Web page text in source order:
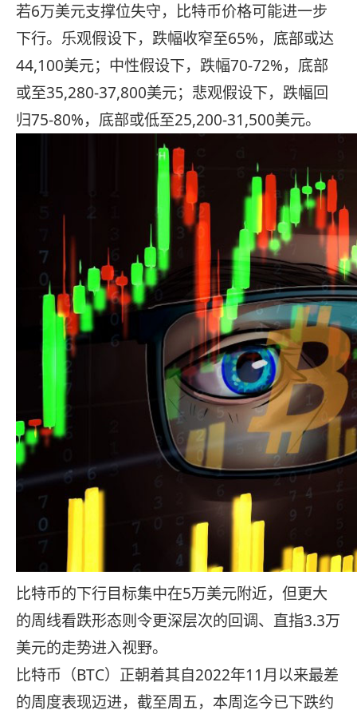
若6万美元支撑位失守，比特币价格可能进一步
下行。乐观假设下，跌幅收窄至65%，底部或达
44,100美元；中性假设下，跌幅70-72%，底部
或至35,280-37,800美元；悲观假设下，跌幅回
归75-80%，底部或低至25,200-31,500美元。
比特币的下行目标集中在5万美元附近，但更大
的周线看跌形态则令更深层次的回调、直指3.3万
美元的走势进入视野。
比特币（BTC）正朝着其自2022年11月以来最差
的周度表现迈进，截至周五，本周迄今已下跌约